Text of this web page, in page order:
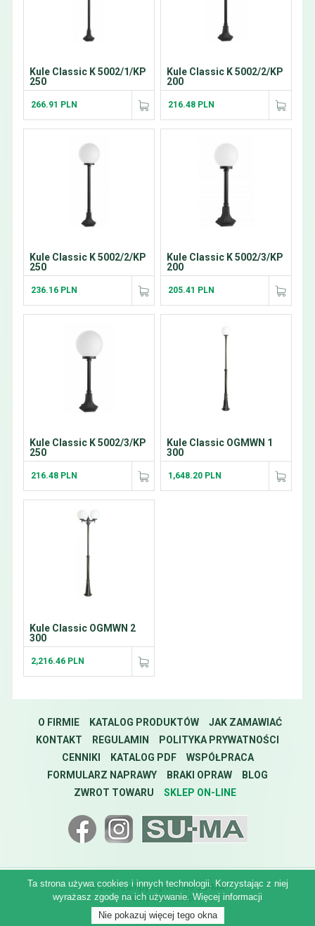
Kule Classic K 5002/1/KP
250
266.91 PLN
Kule Classic K 5002/2/KP
200
216.48 PLN
Kule Classic K 5002/2/KP
250
236.16 PLN
Kule Classic K 5002/3/KP
200
205.41 PLN
Kule Classic K 5002/3/KP
250
216.48 PLN
Kule Classic OGMWN 1
300
1,648.20 PLN
Kule Classic OGMWN 2
300
2,216.46 PLN
O FIRMIE KATALOG PRODUKTÓW
JAK ZAMAWIAĆ
KONTAKT
REGULAMIN
POLITYKA PRYWATNOŚCI
CENNIKI
KATALOG PDF
WSPÓŁPRACA
FORMULARZ NAPRAWY
BRAKI OPRAW
BLOG
ZWROT TOWARU
SKLEP ON-LINE
© 2026 Lampy ogrodowe SU-MA
Realizacja:idel.pl
Ta strona używa cookies i innych technologii. Korzystając z niej
wyrażasz zgodę na ich używanie. Więcej informacji